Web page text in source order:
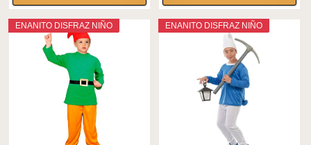
ENANITO DISFRAZ NIÑO ENANITO DISFRAZ NIÑO